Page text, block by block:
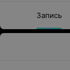
Запись